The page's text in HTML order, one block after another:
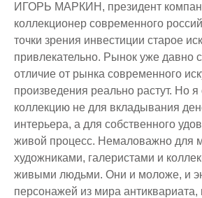
ИГОРЬ МАРКИН, президент
коллекционер современного
точки зрения инвестиции старое
привлекательно. Рынок уже давно
отличие от рынка современного
произведения реально растут. Но
коллекцию не для вкладывания
интерьера, а для собственного
живой процесс. Немаловажно для
художниками, галеристами и
живыми людьми. Они и моложе, и
персонажей из мира антиквариата,